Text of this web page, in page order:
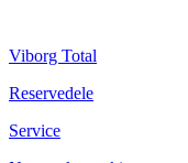
Viborg Total
Reservedele
Service